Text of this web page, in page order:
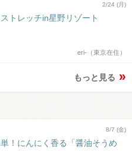
2/24 (月)
トレッチin星野リゾート
eri-（東京在住）
もっと見る
8/7 (金)
！にんにく香る「醤油そうめ